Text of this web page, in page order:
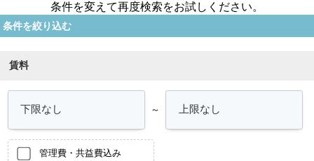
条件を変えて再度検索をお試しください。
条件を絞り込む
賃料
～
管理費・共益費込み